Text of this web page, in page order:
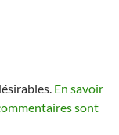
En savoir
sont